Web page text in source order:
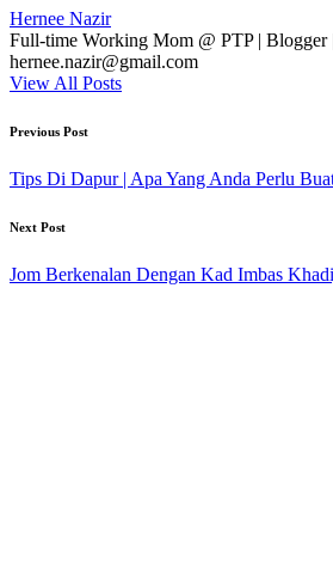
Hernee Nazir
Full-time Working Mom @ PTP | Blogger
hernee.nazir@gmail.com
View All Posts
Post
navigation
Previous Post
Tips Di Dapur | Apa Yang Anda Perlu
Next Post
Jom Berkenalan Dengan Kad Imbas